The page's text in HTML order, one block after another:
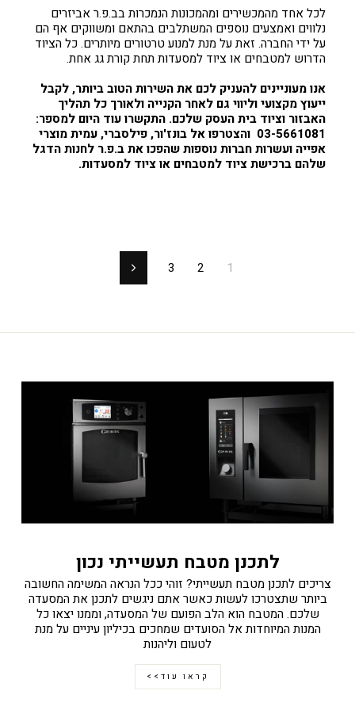
לכל אחד מהמכשירים ומהמכונות הנמכרות בב.פ.ר אביזרים
נלווים ואמצעים נוספים המשתלבים בהתאם ומשווקים אף הם
על ידי החברה. זאת על מנת למנוע טרטורים מיותרים. כל הציוד
הדרוש למטבחים או ציוד למסעדות תחת קורת גג אחת.
אנו מעוניינים להעניק לכם את השירות הטוב ביותר, לקבל
ייעוץ מקצועי וליווי גם לאחר הקנייה ולאורך כל תהליך
האבזור וציוד בית העסק שלכם. התקשרו עוד היום למספר:
03-5661081 והצטרפו אל בונז'ור, פילסברי, עמית מוצרי
אפייה ועשרות חברות נוספות שהפכו את ב.פ.ר לחנות הדגל
שלהם ברכישת ציוד למטבחים או ציוד למסעדות.
1
2
3 הבא
לתכנן מטבח תעשייתי נכון
צריכים לתכנן מטבח תעשייתי? זוהי ככל הנראה המשימה החשובה
ביותר שתצטרכו לעשות כאשר אתם ניגשים לתכנן את המסעדה
שלכם. המטבח הוא הלב הפועם של המסעדה, וממנו יצאו כל
המנות המיוחדות אל הסועדים שמחכים בכיליון עיניים על מנת
לטעום וליהנות
קראו עוד>>